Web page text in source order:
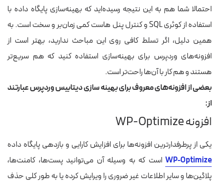
احتمالا شما هم به این نتیجه رسیده‌اید که بهینه‌سازی پایگاه داده با
استفاده از کوئری SQL و کنترل پنل هاست کمی زمان‌بر و سخت است. به
همین دلیل، اگر تسلط کافی روی این مباحث ندارید، بهتر است از
افزونه‌های وردپرس برای بهینه‌سازی استفاده کنید که هم سریع‌تر
هستند و هم کار با آن‌ها راحت‌تر است.
بعضی از افزونه‌های معروف برای بهینه سازی دیتابیس وردپرس عبارتند
از:
افزونه WP-Optimize
یکی از پرطرفدارترین افزونه‌ها برای افزایش کارایی و بازدهی پایگاه داده
WP-Optimize است که به وسیله‌ آن می‌توانید پست‌ها، کامنت‌ها،
پلاگین‌ها و سایر اطلاعات غیر ضروری را ویرایش کرده یا به طور کلی حذف